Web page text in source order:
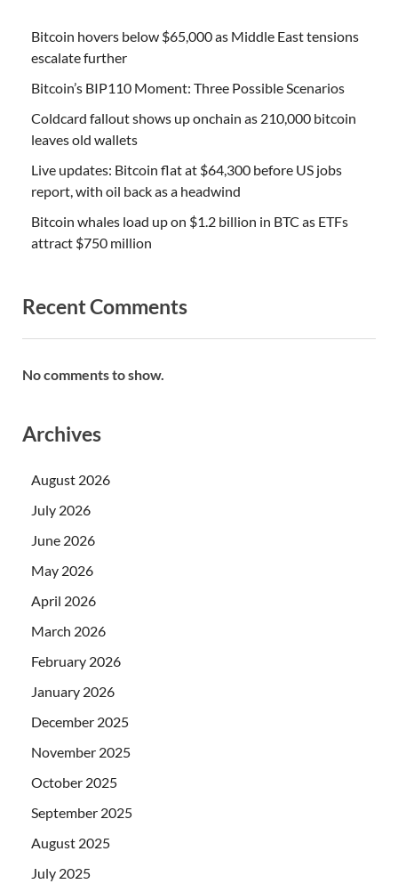
Bitcoin hovers below $65,000 as Middle East tensions
escalate further
Bitcoin’s BIP110 Moment: Three Possible Scenarios
Coldcard fallout shows up onchain as 210,000 bitcoin
leaves old wallets
Live updates: Bitcoin flat at $64,300 before US jobs
report, with oil back as a headwind
Bitcoin whales load up on $1.2 billion in BTC as ETFs
attract $750 million
Recent Comments
No comments to show.
Archives
August 2026
July 2026
June 2026
May 2026
April 2026
March 2026
February 2026
January 2026
December 2025
November 2025
October 2025
September 2025
August 2025
July 2025